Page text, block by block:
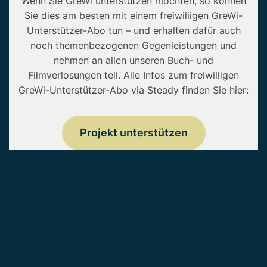
Sie dies am besten mit einem freiwiliigen GreWi-
Unterstützer-Abo tun – und erhalten dafür auch
noch themenbezogenen Gegenleistungen und
nehmen an allen unseren Buch- und
Filmverlosungen teil. Alle Infos zum freiwilligen
GreWi-Unterstützer-Abo via Steady finden Sie hier:
Projekt unterstützen